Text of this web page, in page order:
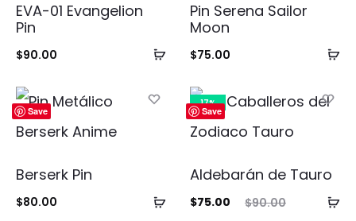
Añadir
carrito
EVA-01 Evangelion
Pin
$90.00
Pin Serena Sailor
Moon
$75.00
Save
Añadir
Berserk Pin
$80.00
Save
17%
Aldebarán de Tauro
$90.00
El
$75.00